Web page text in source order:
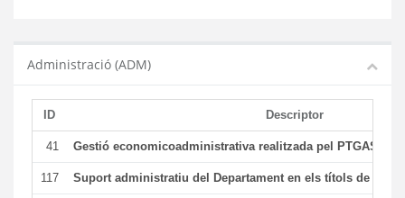
Administració (ADM)
ID Descriptor
41 Gestió economicoadministrativa realitzada pel PTGAS del
117 Suport administratiu del Departament en els títols de